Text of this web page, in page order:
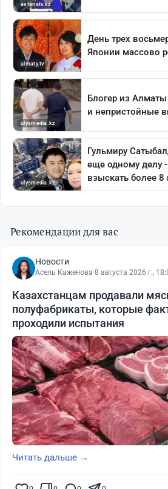
Рекомендации для вас
Новости
Асель Каженова·8 августа 2026 г.,
Казахстанцам продавали
полуфабрикаты, которые
проходили испытания
Читать дальше →